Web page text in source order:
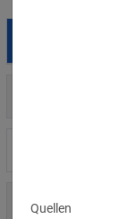
03.08.2026
Quellen